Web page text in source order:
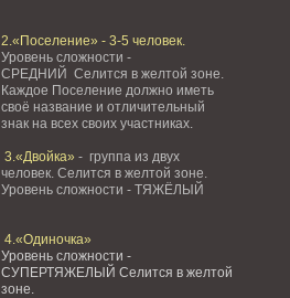
2.«Поселение» - 3-5 человек.
Уровень сложности -
СРЕДНИЙ Селится в желтой зоне.
Каждое Поселение должно иметь
своё название и отличительный
знак на всех своих участниках.
3.«Двойка» - группа из двух
человек. Селится в желтой зоне.
Уровень сложности - ТЯЖЁЛЫЙ
4.«Одиночка»
Уровень сложности -
СУПЕРТЯЖЕЛЫЙ Селится в желтой
зоне.